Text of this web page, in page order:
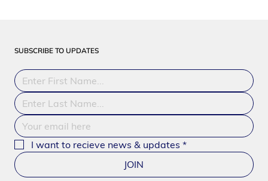
SUBSCRIBE TO UPDATES
I want to recieve news & updates *
JOIN